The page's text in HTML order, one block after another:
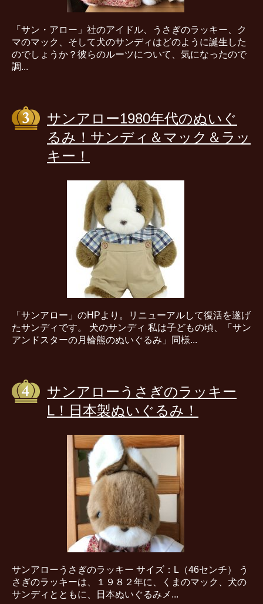
「サン・アロー」社のアイドル、うさぎのラッキー、ク
マのマック、そして犬のサンディはどのように誕生した
のでしょうか？彼らのルーツについて、気になったので
調...
サンアロー1980年代のぬいぐ
るみ！サンディ＆マック＆ラッ
キー！
「サンアロー」のHPより。リニューアルして復活を遂げ
たサンディです。 犬のサンディ 私は子どもの頃、「サン
アンドスターの月輪熊のぬいぐるみ」同様...
サンアローうさぎのラッキー
L！日本製ぬいぐるみ！
サンアローうさぎのラッキー サイズ：L（46センチ） う
さぎのラッキーは、１９８２年に、くまのマック、犬の
サンディとともに、日本ぬいぐるみメ...